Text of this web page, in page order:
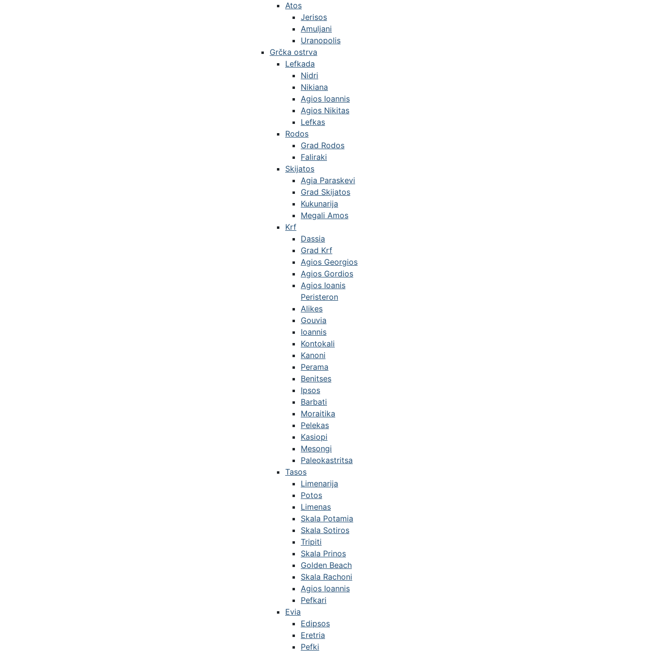
Atos
Jerisos
Amuljani
Uranopolis
Grčka ostrva
Lefkada
Nidri
Nikiana
Agios Ioannis
Agios Nikitas
Lefkas
Rodos
Grad Rodos
Faliraki
Skijatos
Agia Paraskevi
Grad Skijatos
Kukunarija
Megali Amos
Krf
Dassia
Grad Krf
Agios Georgios
Agios Gordios
Agios Ioanis
Peristeron
Alikes
Gouvia
Ioannis
Kontokali
Kanoni
Perama
Benitses
Ipsos
Barbati
Moraitika
Pelekas
Kasiopi
Mesongi
Paleokastritsa
Tasos
Limenarija
Potos
Limenas
Skala Potamia
Skala Sotiros
Tripiti
Skala Prinos
Golden Beach
Skala Rachoni
Agios Ioannis
Pefkari
Evia
Edipsos
Eretria
Pefki